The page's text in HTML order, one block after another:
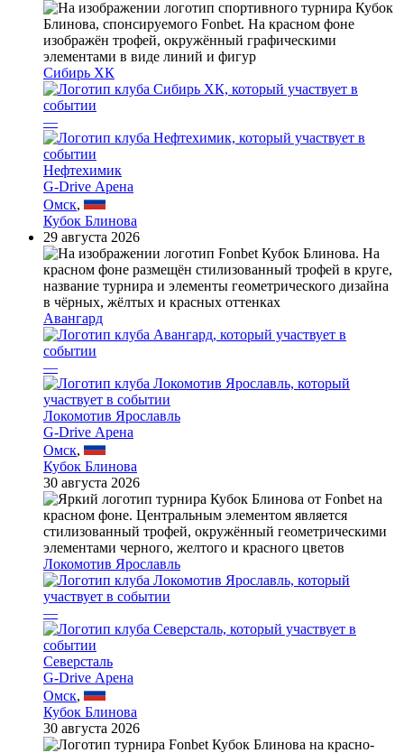
Сибирь ХК
—
Нефтехимик
G-Drive Арена
Омск,
Кубок Блинова
29 августа 2026
Авангард
—
Локомотив Ярославль
G-Drive Арена
Омск,
Кубок Блинова
30 августа 2026
Локомотив Ярославль
—
Северсталь
G-Drive Арена
Омск,
Кубок Блинова
30 августа 2026